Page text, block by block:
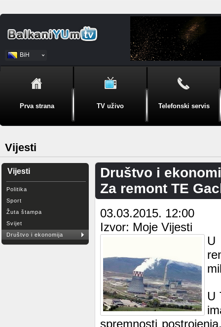
BiH
Srpski
Prva strana TV uživo Telefonski servis
Vijesti
Vijesti
Politika
Sport
Žuta štampa
Svijet
Društvo i ekonomija
Društvo i
Za remont TE
03.03.2015. 12:00
Izvor: Moje Vijesti
U
U
spremnosti